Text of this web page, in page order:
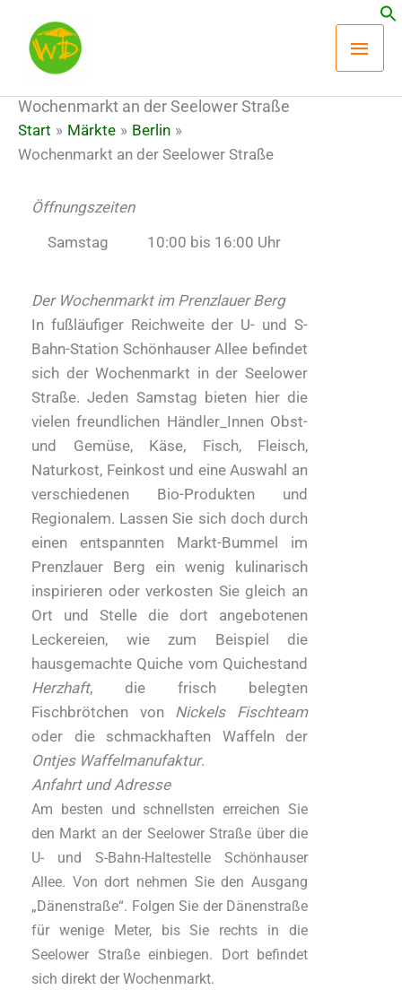
Inhalt
springen
Wochenmarkt an der Seelower Straße
Start Märkte
Berlin
Wochenmarkt an der Seelower Straße
Öffnungszeiten
Samstag
10:00 bis 16:00 Uhr
Der Wochenmarkt im Prenzlauer Berg
In fußläufiger Reichweite der U- und S-
Bahn-Station Schönhauser Allee befindet
sich der Wochenmarkt in der Seelower
Straße. Jeden Samstag bieten hier die
vielen freundlichen Händler_Innen Obst-
und Gemüse, Käse, Fisch, Fleisch,
Naturkost, Feinkost und eine Auswahl an
verschiedenen Bio-Produkten und
Regionalem. Lassen Sie sich doch durch
einen entspannten Markt-Bummel im
Prenzlauer Berg ein wenig kulinarisch
inspirieren oder verkosten Sie gleich an
Ort und Stelle die dort angebotenen
Leckereien, wie zum Beispiel die
hausgemachte Quiche vom Quichestand
Herzhaft, die frisch belegten
Fischbrötchen von Nickels Fischteam
oder die schmackhaften Waffeln der
Ontjes Waffelmanufaktur.
Anfahrt und Adresse
Am besten und schnellsten erreichen Sie
den Markt an der Seelower Straße über die
U- und S-Bahn-Haltestelle Schönhauser
Allee. Von dort nehmen Sie den Ausgang
„Dänenstraße“. Folgen Sie der Dänenstraße
für wenige Meter, bis Sie rechts in die
Seelower Straße einbiegen. Dort befindet
sich direkt der Wochenmarkt.